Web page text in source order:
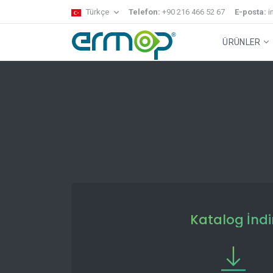
Türkçe Telefon: +90 216 466 52 67 E-posta:
ÜRÜNLER
Katalog